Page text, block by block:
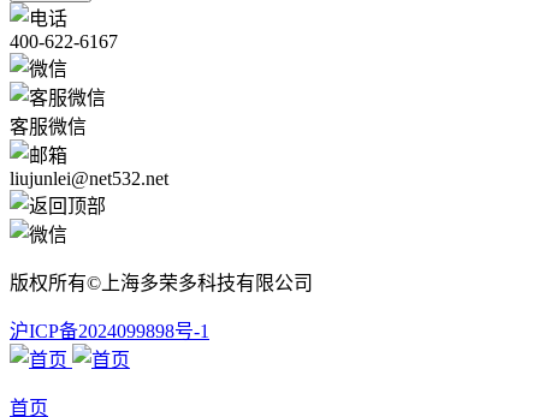
400-622-6167
客服微信
liujunlei@net532.net
版权所有©上海多荣多科技有限公司
沪ICP备2024099898号-1
首页